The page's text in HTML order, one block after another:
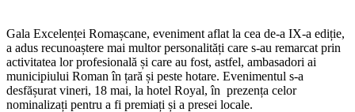
Gala Excelenței Romașcane, eveniment aflat la cea de-a IX-a ediție,
a adus recunoaștere mai multor personalități care s-au remarcat prin
activitatea lor profesională și care au fost, astfel, ambasadori ai
municipiului Roman în țară și peste hotare. Evenimentul s-a
desfășurat vineri, 18 mai, la hotel Royal, în prezența celor
nominalizați pentru a fi premiați și a presei locale.